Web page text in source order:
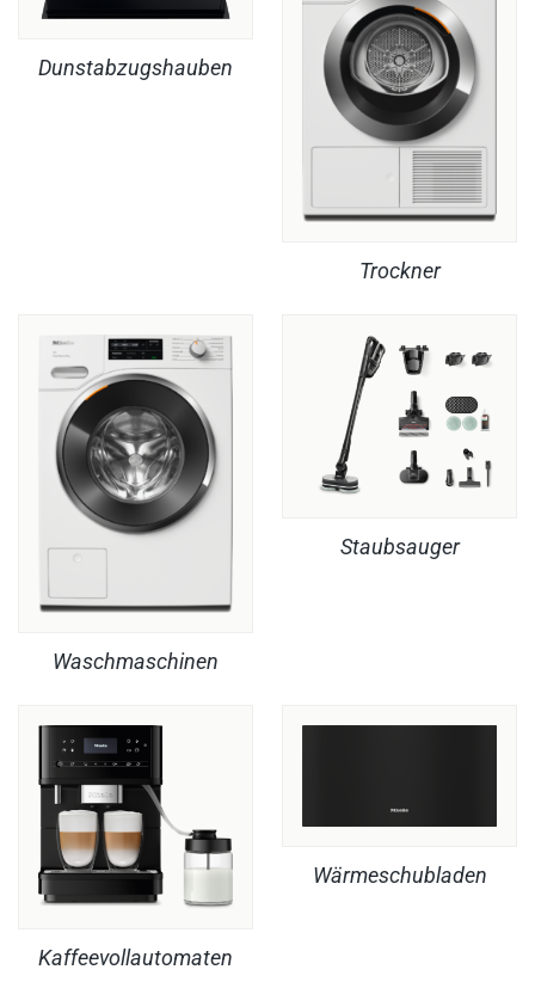
Dunstabzugshauben
Trockner
Waschmaschinen
Staubsauger
Kaffeevollautomaten
Wärmeschubladen